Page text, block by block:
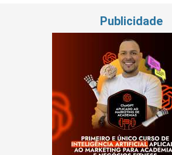
Publicidade